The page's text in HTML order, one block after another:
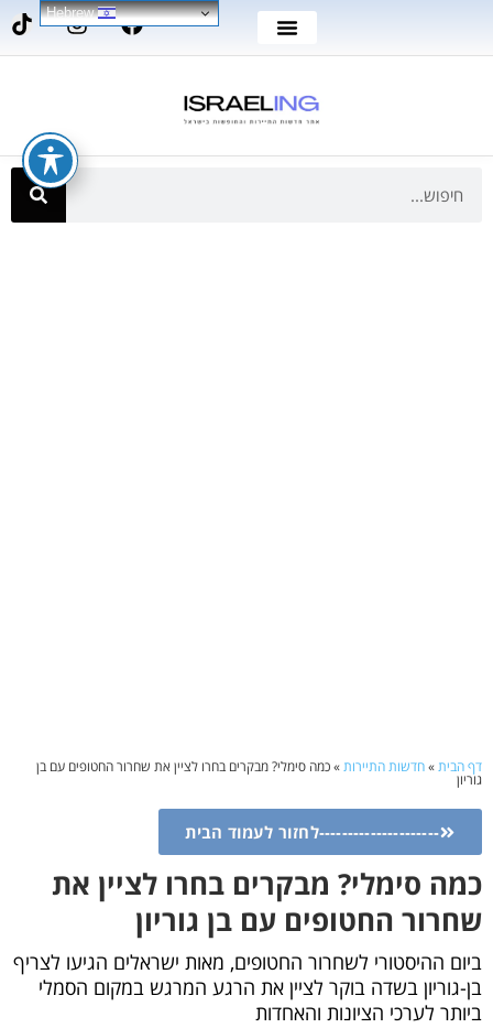
דף הבית»חדשות התיירות»כמה סימלי? מבקרים בחרו לציין את שחרור החטופים עם בן
גוריון
---------------------לחזור לעמוד הבית
כמה סימלי? מבקרים בחרו לציין את
שחרור החטופים עם בן גוריון
ביום ההיסטורי לשחרור החטופים, מאות ישראלים הגיעו לצריף
בן-גוריון בשדה בוקר לציין את הרגע המרגש במקום הסמלי
ביותר לערכי הציונות והאחדות
Hebrew